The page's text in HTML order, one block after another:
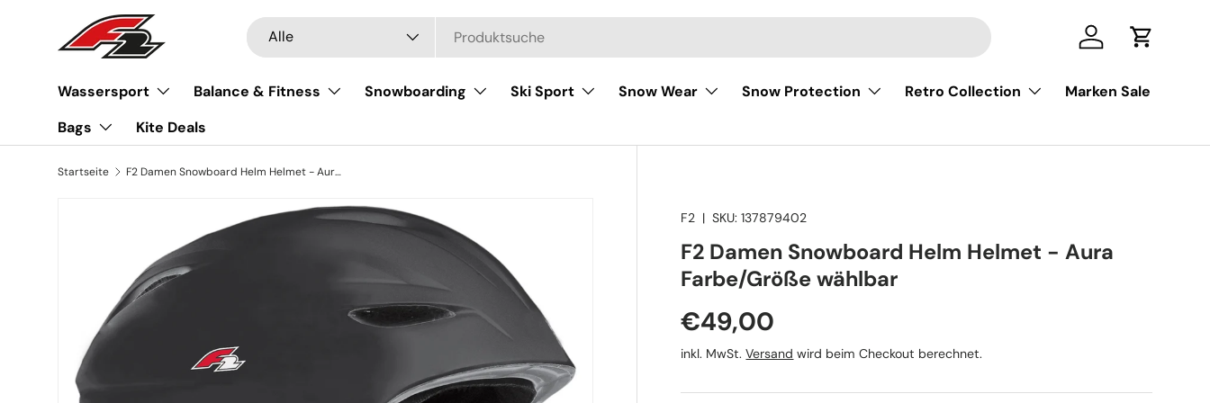
Direkt zum Inhalt Suchen
Art
Alle Einloggen
Wassersport Balance & Fitness Snowboarding Ski Sport Snow Wear Snow Protection Retro Collection
Marken Sale
Bags
Kite Deals
Startseite F2 Damen Snowboard Helm Helmet - Aura Farbe/Größe wählbar
Zu Produktinformationen springen
F2 |SKU: 137879402
F2 Damen Snowboard Helm Helmet - Aura
Farbe/Größe wählbar
Normaler Preis
€49,00
inkl. MwSt.Versand wird beim Checkout berechnet.